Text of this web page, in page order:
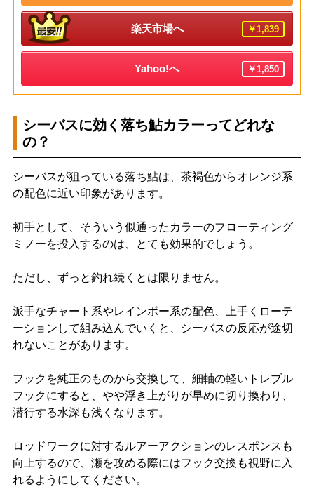
楽天市場へ ￥1,839
Yahoo!へ ￥1,850
シーバスに効く落ち鮎カラーってどれな
の？
シーバスが狙っている落ち鮎は、茶褐色からオレンジ系
の配色に近い印象があります。
初手として、そういう似通ったカラーのフローティング
ミノーを投入するのは、とても効果的でしょう。
ただし、ずっと釣れ続くとは限りません。
派手なチャート系やレインボー系の配色、上手くローテ
ーションして組み込んでいくと、シーバスの反応が途切
れないことがあります。
フックを純正のものから交換して、細軸の軽いトレブル
フックにすると、やや浮き上がりが早めに切り換わり、
潜行する水深も浅くなります。
ロッドワークに対するルアーアクションのレスポンスも
向上するので、瀬を攻める際にはフック交換も視野に入
れるようにしてください。